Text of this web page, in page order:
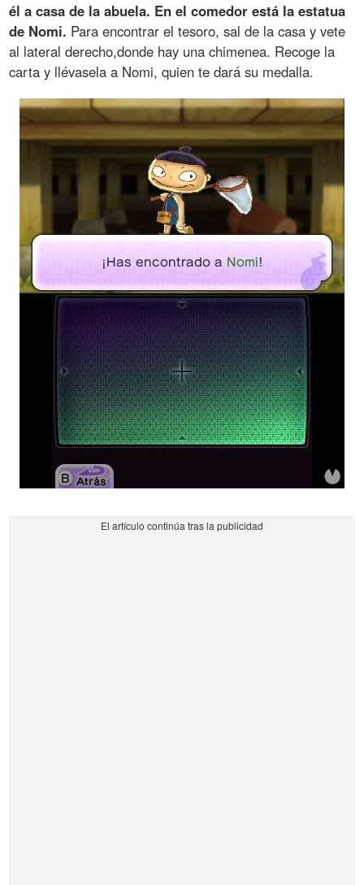
él a casa de la abuela. En el comedor está la estatua
de Nomi. Para encontrar el tesoro, sal de la casa y vete
al lateral derecho,donde hay una chimenea. Recoge la
carta y llévasela a Nomi, quien te dará su medalla.